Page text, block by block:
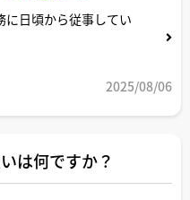
に日頃から従事してい
録なし」と伝えるだけ
います。このような
建士としてどこまで調
2025/08/06
は何ですか？